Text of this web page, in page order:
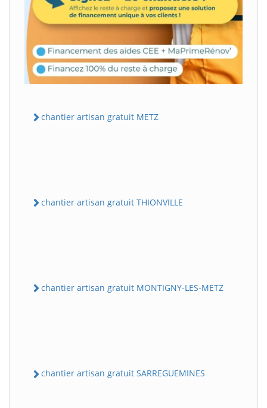
chantier artisan gratuit METZ
chantier artisan gratuit THIONVILLE
chantier artisan gratuit MONTIGNY-LES-METZ
chantier artisan gratuit SARREGUEMINES